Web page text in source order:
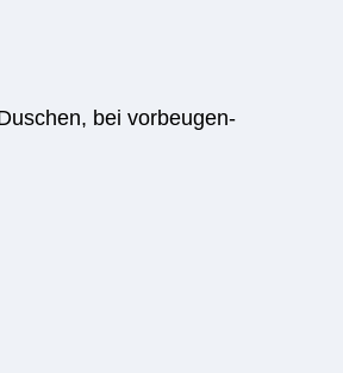
bei vorbeugen­